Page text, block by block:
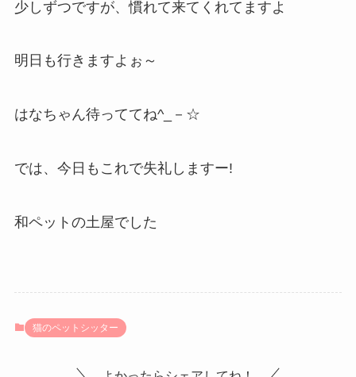
少しずつですが、慣れて来てくれてますよ
明日も行きますよぉ～
はなちゃん待っててね^_－☆
では、今日もこれで失礼しますー!
和ペットの土屋でした
猫のペットシッター